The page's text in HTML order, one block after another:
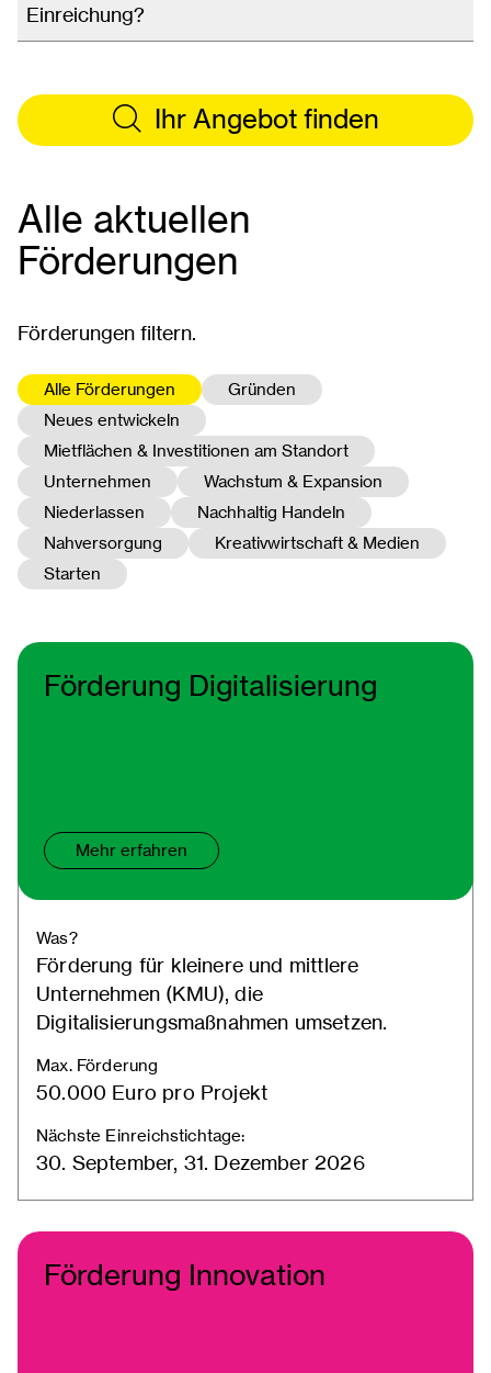
Einreichung?
Ihr Angebot finden
Alle aktuellen
Förderungen
Förderungen filtern.
Alle Förderungen
Gründen
Neues entwickeln
Mietflächen & Investitionen am Standort
Unternehmen
Wachstum & Expansion
Niederlassen
Nachhaltig Handeln
Nahversorgung
Kreativwirtschaft & Medien
Starten
Förderung Digitalisierung
Mehr erfahren
Was?
Förderung für kleinere und mittlere
Unternehmen (KMU), die
Digitalisierungsmaßnahmen umsetzen.
Max. Förderung
50.000 Euro pro Projekt
Nächste Einreichstichtage:
30. September, 31. Dezember 2026
Förderung Innovation